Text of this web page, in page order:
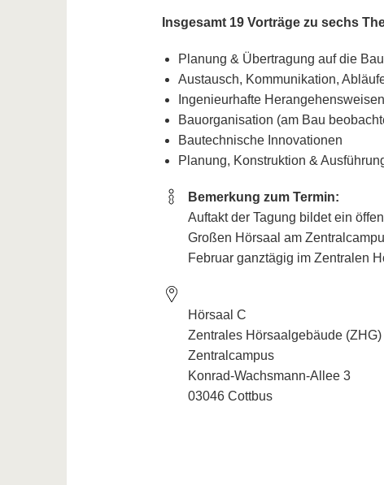
Insgesamt 19 Vorträge zu sechs
Planung & Übertragung auf die
Austausch, Kommunikation,
Ingenieurhafte Herangehensweisen
Bauorganisation (am Bau
Bautechnische Innovationen
Planung, Konstruktion &
Bemerkung zum Termin:
Auftakt der Tagung bildet ein
Großen Hörsaal am
Februar ganztägig im Zentralen
Hörsaal C
Zentrales Hörsaalgebäude (ZHG)
Zentralcampus
Konrad-Wachsmann-Allee 3
03046 Cottbus